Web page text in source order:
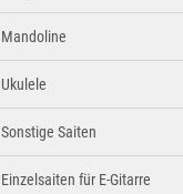
Mandoline
Ukulele
Sonstige Saiten
Einzelsaiten für E-Gitarre